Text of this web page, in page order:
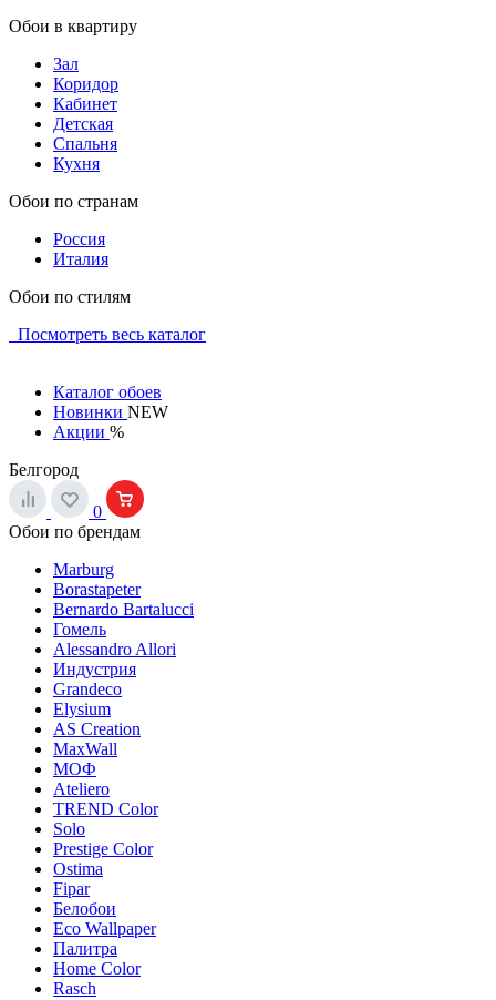
Обои в квартиру
Зал
Коридор
Кабинет
Детская
Спальня
Кухня
Обои по странам
Россия
Италия
Обои по стилям
Посмотреть весь каталог
Каталог обоев
Новинки NEW
Акции %
Белгород
0
Обои по брендам
Marburg
Borastapeter
Bernardo Bartalucci
Гомель
Alessandro Allori
Индустрия
Grandeco
Elysium
AS Creation
MaxWall
МОФ
Ateliero
TREND Color
Solo
Prestige Color
Ostima
Fipar
Белобои
Eco Wallpaper
Палитра
Home Color
Rasch